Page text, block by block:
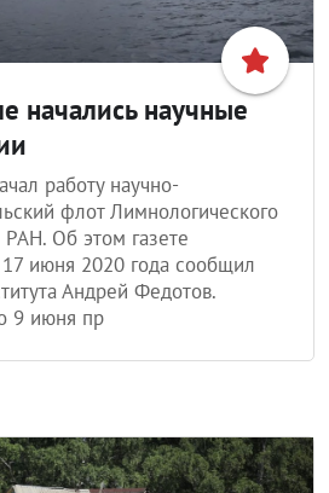
начались научные
работу научно-
флот Лимнологического
РАН. Об этом газете
июня 2020 года сообщил
Андрей Федотов.
9 июня пр